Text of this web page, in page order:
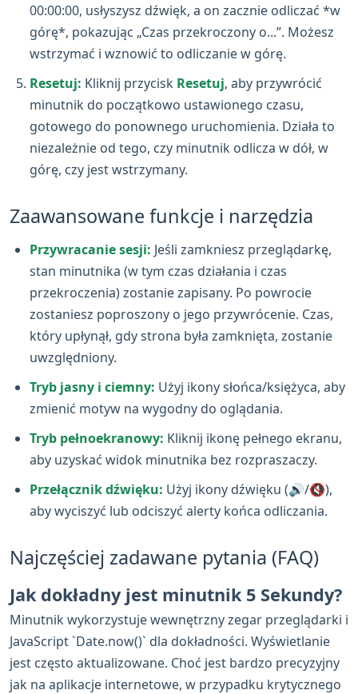
00:00:00, usłyszysz dźwięk, a on zacznie odliczać *w
górę*, pokazując „Czas przekroczony o...”. Możesz
wstrzymać i wznowić to odliczanie w górę.
Resetuj: Kliknij przycisk Resetuj, aby przywrócić
minutnik do początkowo ustawionego czasu,
gotowego do ponownego uruchomienia. Działa to
niezależnie od tego, czy minutnik odlicza w dół, w
górę, czy jest wstrzymany.
Zaawansowane funkcje i narzędzia
Przywracanie sesji: Jeśli zamkniesz przeglądarkę,
stan minutnika (w tym czas działania i czas
przekroczenia) zostanie zapisany. Po powrocie
zostaniesz poproszony o jego przywrócenie. Czas,
który upłynął, gdy strona była zamknięta, zostanie
uwzględniony.
Tryb jasny i ciemny: Użyj ikony słońca/księżyca, aby
zmienić motyw na wygodny do oglądania.
Tryb pełnoekranowy: Kliknij ikonę pełnego ekranu,
aby uzyskać widok minutnika bez rozpraszaczy.
Przełącznik dźwięku: Użyj ikony dźwięku (🔊/🔇),
aby wyciszyć lub odciszyć alerty końca odliczania.
Najczęściej zadawane pytania (FAQ)
Jak dokładny jest minutnik 5 Sekundy?
Minutnik wykorzystuje wewnętrzny zegar przeglądarki i
JavaScript `Date.now()` dla dokładności. Wyświetlanie
jest często aktualizowane. Choć jest bardzo precyzyjny
jak na aplikacje internetowe, w przypadku krytycznego